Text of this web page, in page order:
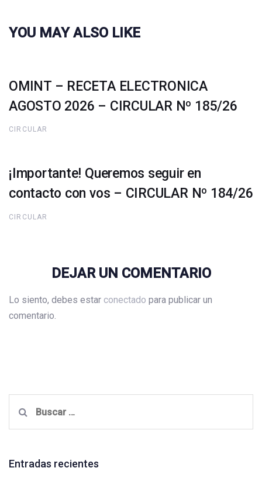
YOU MAY ALSO LIKE
OMINT – RECETA ELECTRONICA
AGOSTO 2026 – CIRCULAR Nº 185/26
CIRCULAR
¡Importante! Queremos seguir en
contacto con vos – CIRCULAR Nº 184/26
CIRCULAR
DEJAR UN COMENTARIO
Lo siento, debes estar conectado para publicar un
comentario.
Entradas recientes